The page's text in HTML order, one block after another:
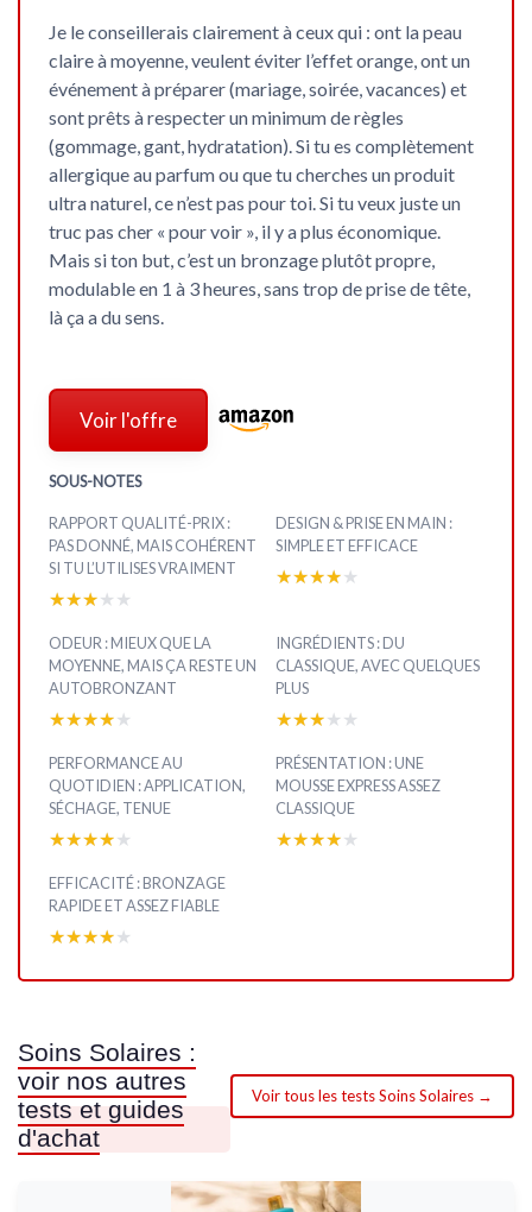
Je le conseillerais clairement à ceux qui : ont la peau
claire à moyenne, veulent éviter l’effet orange, ont un
événement à préparer (mariage, soirée, vacances) et
sont prêts à respecter un minimum de règles
(gommage, gant, hydratation). Si tu es complètement
allergique au parfum ou que tu cherches un produit
ultra naturel, ce n’est pas pour toi. Si tu veux juste un
truc pas cher « pour voir », il y a plus économique.
Mais si ton but, c’est un bronzage plutôt propre,
modulable en 1 à 3 heures, sans trop de prise de tête,
là ça a du sens.
Voir l'offre
SOUS-NOTES
RAPPORT QUALITÉ-PRIX :
PAS DONNÉ, MAIS COHÉRENT
SI TU L’UTILISES VRAIMENT
★★★★★
★★★★★
DESIGN & PRISE EN MAIN :
SIMPLE ET EFFICACE
★★★★★
★★★★★
ODEUR : MIEUX QUE LA
MOYENNE, MAIS ÇA RESTE UN
AUTOBRONZANT
★★★★★
★★★★★
INGRÉDIENTS : DU
CLASSIQUE, AVEC QUELQUES
PLUS
★★★★★
★★★★★
PERFORMANCE AU
QUOTIDIEN : APPLICATION,
SÉCHAGE, TENUE
★★★★★
★★★★★
PRÉSENTATION : UNE
MOUSSE EXPRESS ASSEZ
CLASSIQUE
★★★★★
★★★★★
EFFICACITÉ : BRONZAGE
RAPIDE ET ASSEZ FIABLE
★★★★★
★★★★★
Soins Solaires :
voir nos autres
tests et guides
d'achat
Voir tous les tests Soins Solaires →